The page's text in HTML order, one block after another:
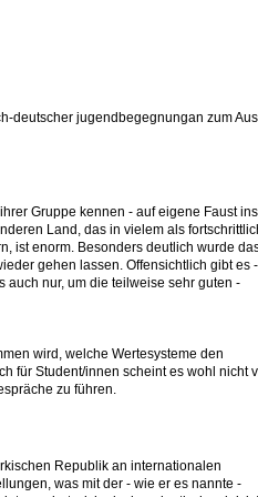
deutscher jugendbegegnungan zum
Gruppe kennen - auf eigene Faust
Land, das in vielem als
ist enorm. Besonders deutlich wurde
gehen lassen. Offensichtlich gibt es -
auch nur, um die teilweise sehr guten -
wird, welche Wertesysteme den
für Student/innen scheint es wohl nicht
zu führen.
Republik an internationalen
was mit der - wie er es nannte -